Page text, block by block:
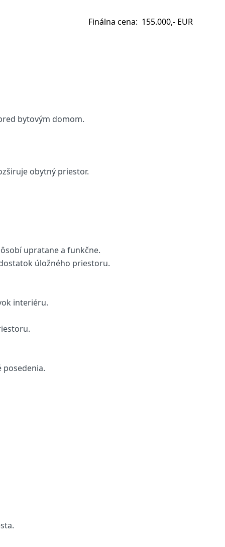
Finálna cena: 155.000,- EUR
bytovým domom.
obytný priestor.
upratane a funkčne.
úložného priestoru.
interiéru.
posedenia.